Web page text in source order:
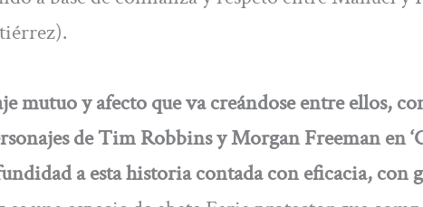
mutuo y afecto que va creándose entre ellos,
de Tim Robbins y Morgan Freeman en
a esta historia contada con eficacia, con